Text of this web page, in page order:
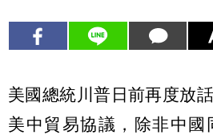
美國總統川普日前再度放
美中貿易協議，除非中